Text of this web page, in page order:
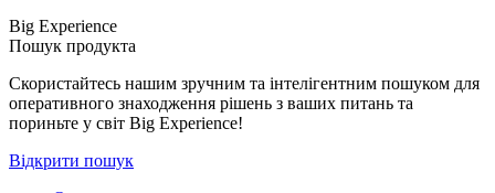
Big Experience
Пошук продукта
Скористайтесь нашим зручним та інтелігентним пошуком для
оперативного знаходження рішень з ваших питань та
пориньте у світ Big Experience!
Відкрити пошук